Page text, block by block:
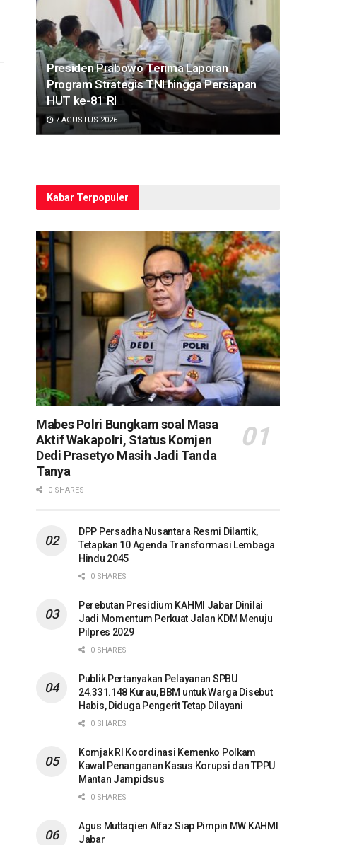
Presiden Prabowo Terima Laporan
Program Strategis TNI hingga Persiapan
HUT ke-81 RI
7 AGUSTUS 2026
Kabar Terpopuler
Mabes Polri Bungkam soal Masa
Aktif Wakapolri, Status Komjen
Dedi Prasetyo Masih Jadi Tanda
Tanya
0 SHARES
DPP Persadha Nusantara Resmi Dilantik,
Tetapkan 10 Agenda Transformasi Lembaga
Hindu 2045
0 SHARES
Perebutan Presidium KAHMI Jabar Dinilai
Jadi Momentum Perkuat Jalan KDM Menuju
Pilpres 2029
0 SHARES
Publik Pertanyakan Pelayanan SPBU
24.331.148 Kurau, BBM untuk Warga Disebut
Habis, Diduga Pengerit Tetap Dilayani
0 SHARES
Komjak RI Koordinasi Kemenko Polkam
Kawal Penanganan Kasus Korupsi dan TPPU
Mantan Jampidsus
0 SHARES
Agus Muttaqien Alfaz Siap Pimpin MW KAHMI
Jabar